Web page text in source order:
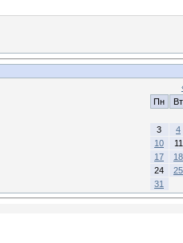
Пн
Вт
3
4
10
11
17
18
24
25
31